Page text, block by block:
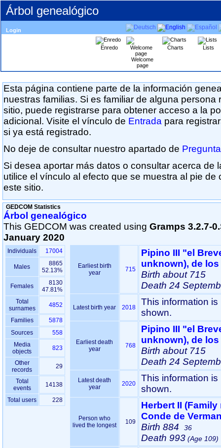
Árbol genealógico
Login
Enredo
Welcome
page
Charts Lists
Esta página contiene parte de la información
nuestras familias. Si es familiar de alguna persona
sitio, puede registrarse para obtener acceso a la
adicional. Visite el vínculo de Entrada para
si ya está registrado.
No deje de consultar nuestro apartado de
Si desea aportar más datos o consultar acerca de
utilice el vínculo al efecto que se muestra al pie de
este sitio.
GEDCOM Statistics
Árbol genealógico
This GEDCOM was created using Gramps 3.2.7-
January 2020
Individuals 17004
Males
8865
52.13%
Females
8130
47.81%
Total
surnames
4852
Families
5878
Sources
558
Media
objects
823
Other
records
29
Total
events
14138
Total users 228
Earliest birth
year
715
Pipino III "el Breve" ‏(Family
unknown)‏,
Birth about 715
Death 24
Latest birth year 2018
This information
shown.
Earliest death
year
768
Pipino III "el Breve" ‏(Family
unknown)‏,
Birth about 715
Death 24
Latest death
year
2020
This information
shown.
Person who
lived the longest
109
Herbert II ‏(Family name unknown)‏,
Conde de
Birth 884 36
Death 993